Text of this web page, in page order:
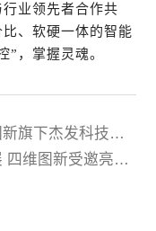
业领先者合作共
、软硬一体的智能
”，掌握灵魂。
旗下杰发科技分
四维图新受邀亮相